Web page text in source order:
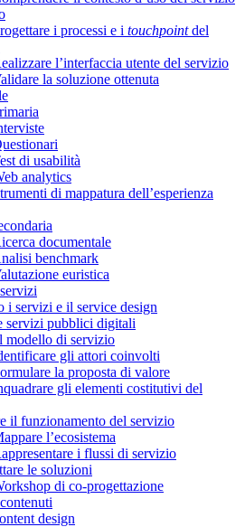
i processi e i touchpointdel
l’interfaccia utente del servizio
la soluzione ottenuta
di usabilità
analytics
di mappatura dell’esperienza
documentale
benchmark
euristica
i servizi e il service design
servizi pubblici digitali
modello di servizio
gli attori coinvolti
la proposta di valore
gli elementi costitutivi del
il funzionamento del servizio
l’ecosistema
i flussi di servizio
le soluzioni
di co-progettazione
design